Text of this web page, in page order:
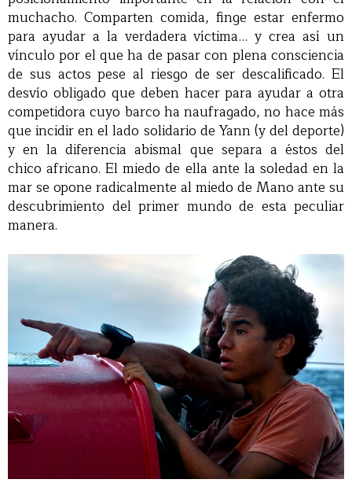
muchacho. Comparten comida, finge estar enfermo
para ayudar a la verdadera víctima… y crea así un
vínculo por el que ha de pasar con plena consciencia
de sus actos pese al riesgo de ser descalificado. El
desvío obligado que deben hacer para ayudar a otra
competidora cuyo barco ha naufragado, no hace más
que incidir en el lado solidario de Yann (y del deporte)
y en la diferencia abismal que separa a éstos del
chico africano. El miedo de ella ante la soledad en la
mar se opone radicalmente al miedo de Mano ante su
descubrimiento del primer mundo de esta peculiar
manera.